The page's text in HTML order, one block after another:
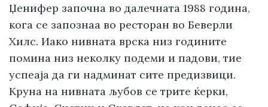
Џенифер започна во далечната 1988 година,
кога се запознаа во ресторан во Беверли
Хилс. Иако нивната врска низ годините
помина низ неколку подеми и падови, тие
успеаја да ги надминат сите предизвици.
Круна на нивната љубов се трите ќерки,